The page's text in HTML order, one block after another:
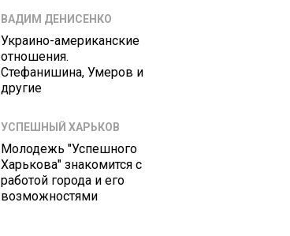
ВАДИМ ДЕНИСЕНКО
Украино-американские
отношения.
Стефанишина, Умеров и
другие
УСПЕШНЫЙ ХАРЬКОВ
Молодежь "Успешного
Харькова" знакомится с
работой города и его
возможностями